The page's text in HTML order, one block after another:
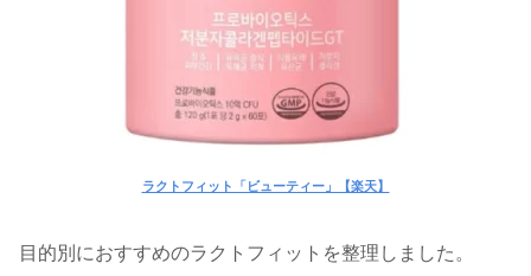
ラクトフィット「ビューティー」【楽天】
目的別におすすめのラクトフィットを整理しました。